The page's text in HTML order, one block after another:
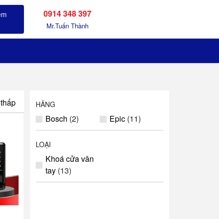
0914 348 397
Mr.Tuấn Thành
HÃNG
Bosch (2) Epic (11)
LOẠI
Khoá cửa vân
tay (13)